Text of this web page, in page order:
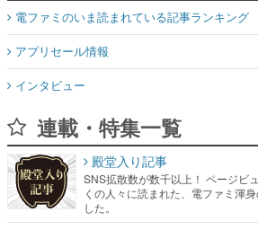
電ファミのいま読まれている記事ランキング
アプリセール情報
インタビュー
連載・特集一覧
殿堂入り記事
SNS拡散数が数千以上！ ページビ
くの人々に読まれた、電ファミ渾
した。